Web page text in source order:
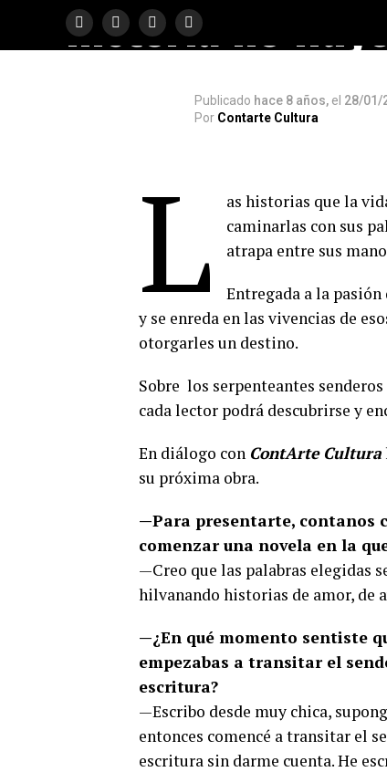
historia no fluye”
Publicado hace 8 años, el 28/01/
Por Contarte Cultura
L
as historias que la
caminarlas con sus
atrapa entre sus
Entregada a la
y se enreda en las vivencias de
otorgarles un destino.
Sobre los serpenteantes
cada lector podrá descubrirse y
En diálogo con ContArte Cultura
su próxima obra.
—Para presentarte, contanos
comenzar una novela en la
—Creo que las palabras elegidas
hilvanando historias de amor, de
—¿En qué momento sentiste
empezabas a transitar el
escritura?
—Escribo desde muy chica,
entonces comencé a transitar el
escritura sin darme cuenta. He